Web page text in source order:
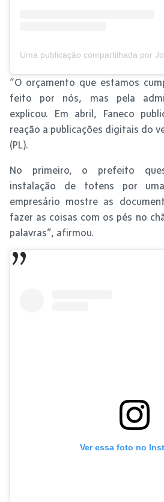
Uma publicação compartilhada por José Alcides
“O orçamento que estamos
feito por nós, mas pela
explicou. Em abril, Faneco
reação a publicações digitais do
(PL).
No primeiro, o prefeito
instalação de totens por
empresário mostre as
fazer as coisas com os pés no
palavras”, afirmou.
Ver essa foto no